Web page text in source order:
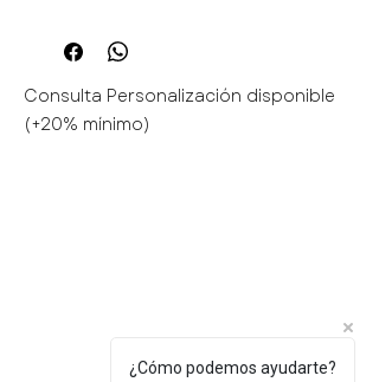
Consulta Personalización disponible
(+20% mínimo)
¿Cómo podemos ayudarte?